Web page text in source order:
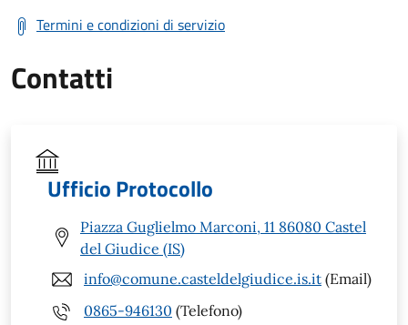
Termini e condizioni di servizio
Contatti
Ufficio Protocollo
Piazza Guglielmo Marconi, 11 86080 Castel
del Giudice (IS)
info@comune.casteldelgiudice.is.it (Email)
0865-946130 (Telefono)